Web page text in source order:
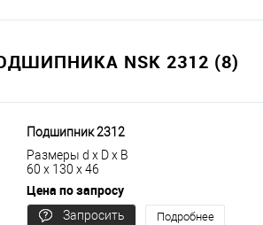
NSK 2312 (8)
Подшипник 2312
Размеры d x D x B
60 x 130 x 46
Цена по запросу
Запросить
Подробнее